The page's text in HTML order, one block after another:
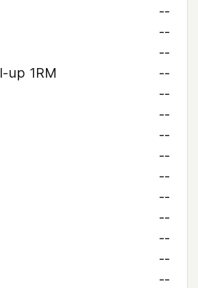
--
--
--
up 1RM
--
--
--
--
--
--
--
--
--
--
--